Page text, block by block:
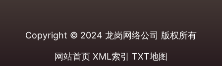
Copyright © 2024 龙岗网络公司 版权所有
网站首页 XML索引 TXT地图